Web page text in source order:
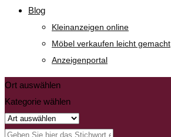
Blog
Kleinanzeigen online
Möbel verkaufen leicht gemacht
Anzeigenportal
Ort auswählen
Kategorie wählen